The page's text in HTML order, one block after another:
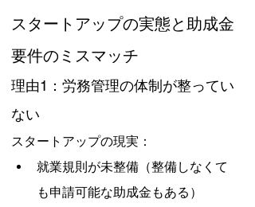
スタートアップの実態と助成金
要件のミスマッチ
理由1：労務管理の体制が整ってい
ない
スタートアップの現実：
就業規則が未整備（整備しなくて
も申請可能な助成金もある）